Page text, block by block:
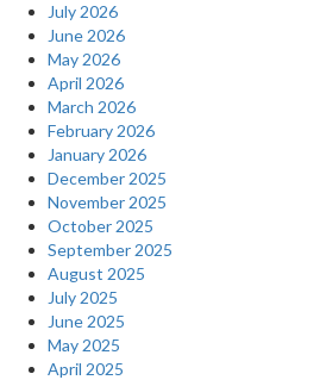
July 2026
June 2026
May 2026
April 2026
March 2026
February 2026
January 2026
December 2025
November 2025
October 2025
September 2025
August 2025
July 2025
June 2025
May 2025
April 2025